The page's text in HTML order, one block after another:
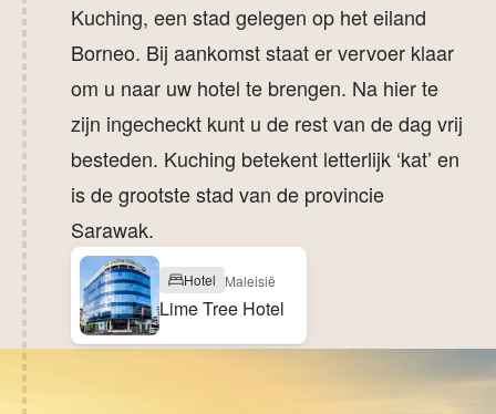
Kuching, een stad gelegen op het eiland
Borneo. Bij aankomst staat er vervoer klaar
om u naar uw hotel te brengen. Na hier te
zijn ingecheckt kunt u de rest van de dag vrij
besteden. Kuching betekent letterlijk ‘kat’ en
is de grootste stad van de provincie
Sarawak.
Hotel Maleisië
Lime Tree Hotel